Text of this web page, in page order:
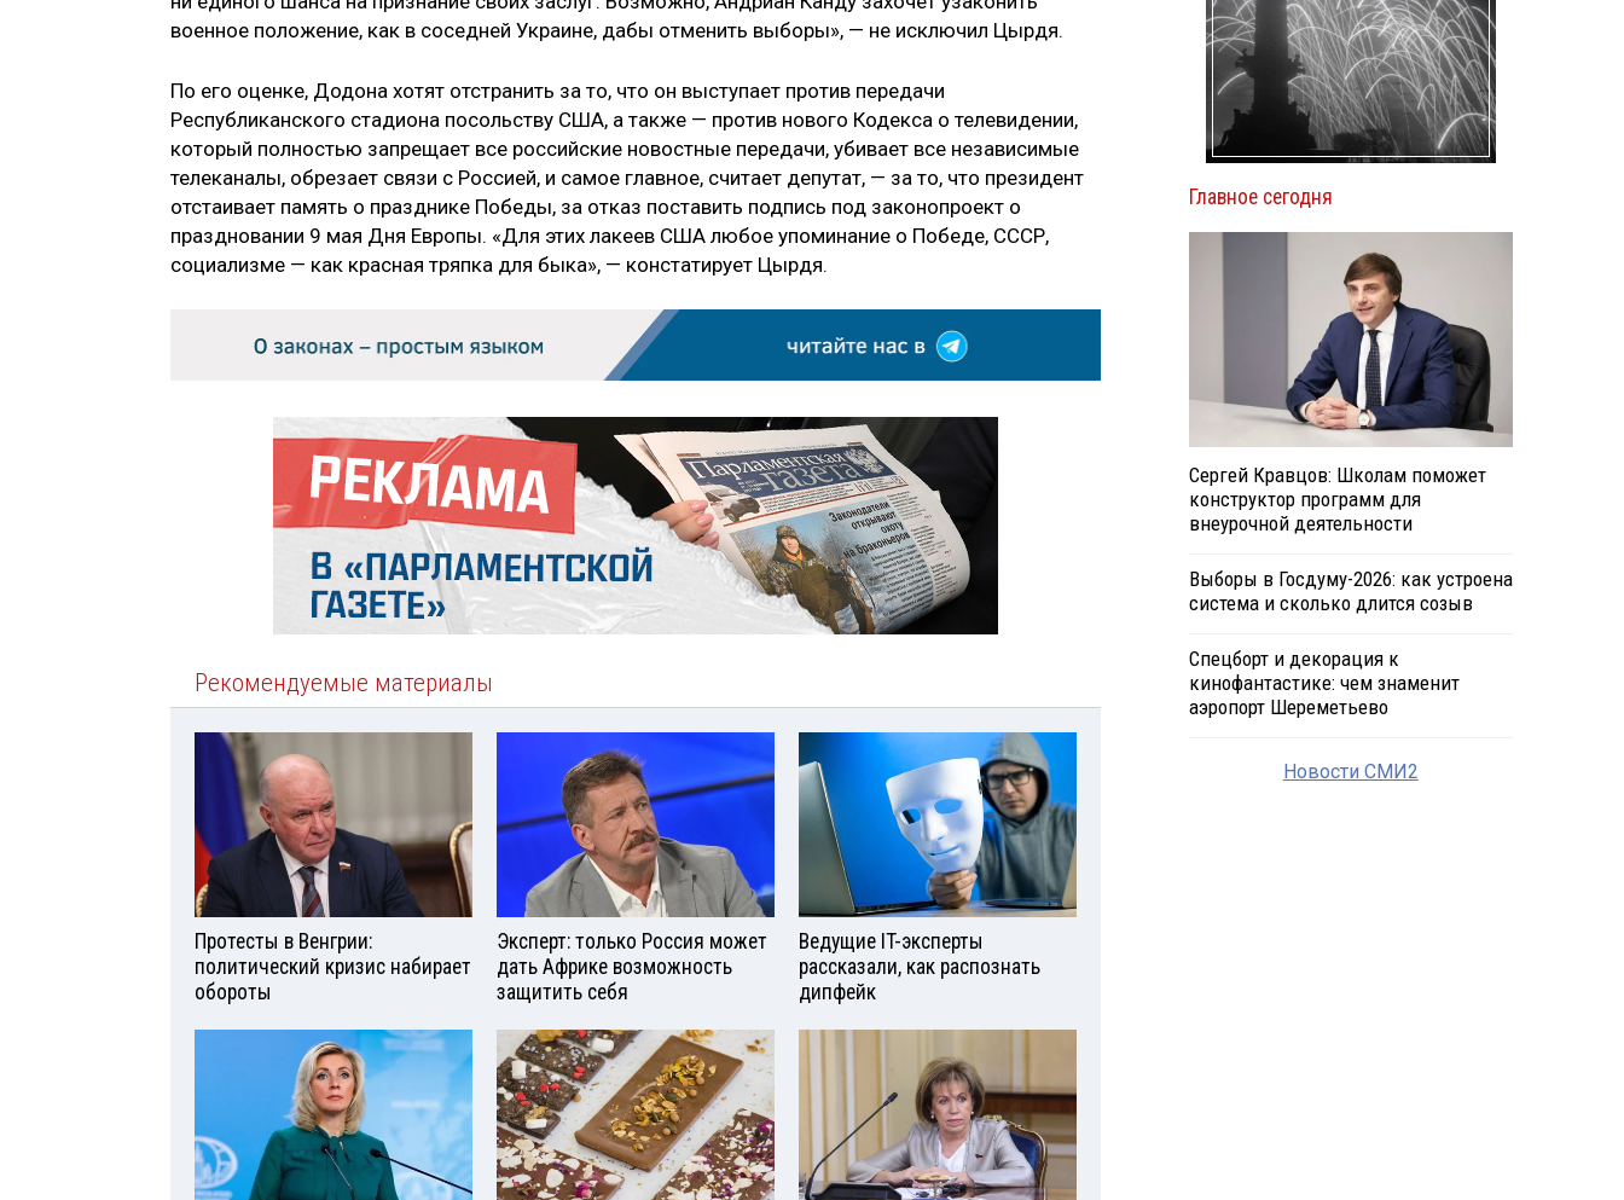
военное положение, как в соседней Украине, дабы отменить выборы», — не исключил Цырдя.
По его оценке, Додона хотят отстранить за то, что он выступает против передачи
Республиканского стадиона посольству США, а также — против нового Кодекса о телевидении,
который полностью запрещает все российские новостные передачи, убивает все независимые
телеканалы, обрезает связи с Россией, и самое главное, считает депутат, — за то, что президент
отстаивает память о празднике Победы, за отказ поставить подпись под законопроект о
праздновании 9 мая Дня Европы. «Для этих лакеев США любое упоминание о Победе, СССР,
социализме — как красная тряпка для быка», — констатирует Цырдя.
Рекомендуемые материалы
Протесты в Венгрии:
политический кризис набирает
обороты
Эксперт: только Россия может
дать Африке возможность
защитить себя
Ведущие IT-эксперты
рассказали, как распознать
дипфейк
Главное сегодня
Сергей Кравцов: Школам поможет
конструктор программ для
внеурочной деятельности
Выборы в Госдуму-2026: как устроена
система и сколько длится созыв
Спецборт и декорация к
кинофантастике: чем знаменит
аэропорт Шереметьево
Новости СМИ2